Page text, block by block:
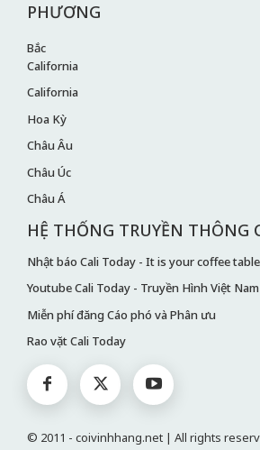
PHƯƠNG
Bắc
California
California
Hoa Kỳ
Châu Âu
Châu Úc
Châu Á
HỆ THỐNG TRUYỀN THÔNG
Nhật báo Cali Today - It is your coffee
Youtube Cali Today - Truyền Hình Việt Nam
Miễn phí đăng Cáo phó và Phân ưu
Rao vặt Cali Today
© 2011 - coivinhhang.net | All rights